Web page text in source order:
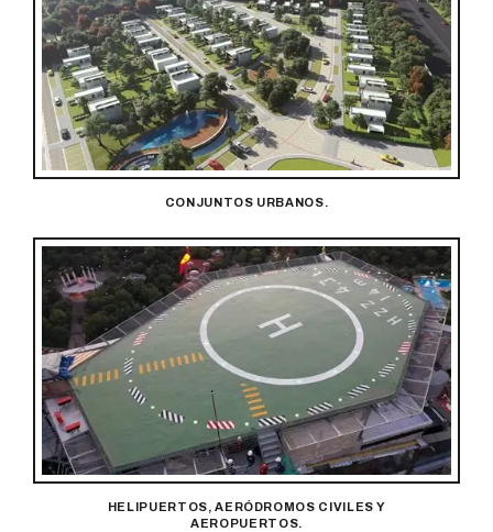
CONJUNTOS URBANOS.
HELIPUERTOS, AERÓDROMOS CIVILES Y
AEROPUERTOS.